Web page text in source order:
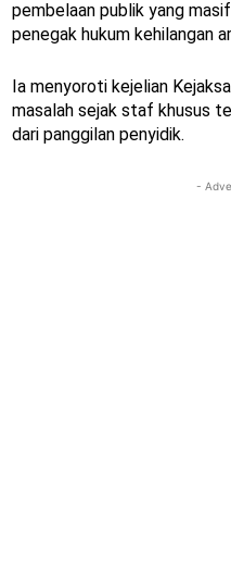
pembelaan publik yang
penegak hukum kehilangan
Ia menyoroti kejelian
masalah sejak staf khusus
dari panggilan penyidik.
-